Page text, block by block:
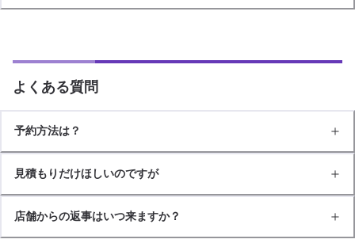
よくある質問
予約方法は？
見積もりだけほしいのですが
店舗からの返事はいつ来ますか？